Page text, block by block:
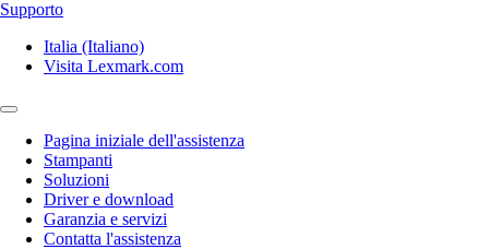
Supporto
Italia (Italiano)
Visita Lexmark.com
Pagina iniziale dell'assistenza
Stampanti
Soluzioni
Driver e download
Garanzia e servizi
Contatta l'assistenza